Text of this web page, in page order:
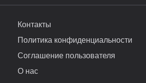
Контакты
Политика конфиденциальности
Соглашение пользователя
О нас